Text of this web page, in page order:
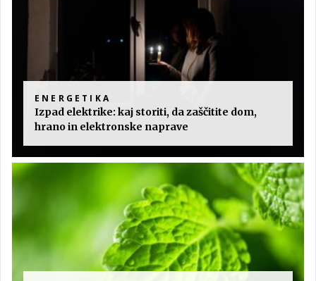
ENERGETIKA
Izpad elektrike: kaj storiti, da zaščitite dom,
hrano in elektronske naprave